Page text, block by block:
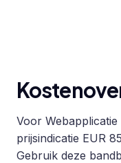
Voor
prijsindicatie EUR
Gebruik deze